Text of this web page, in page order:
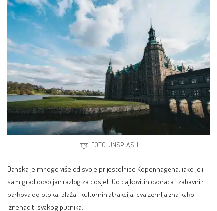
FOTO: UNSPLASH
Danska je mnogo više od svoje prijestolnice Kopenhagena, iako je i
sam grad dovoljan razlog za posjet. Od bajkovitih dvoraca i zabavnih
parkova do otoka, plaža i kulturnih atrakcija, ova zemlja zna kako
iznenaditi svakog putnika.